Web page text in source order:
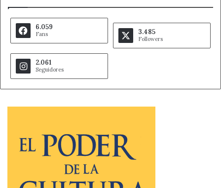
6.059
Fans 3.485
Followers
2.061
Seguidores